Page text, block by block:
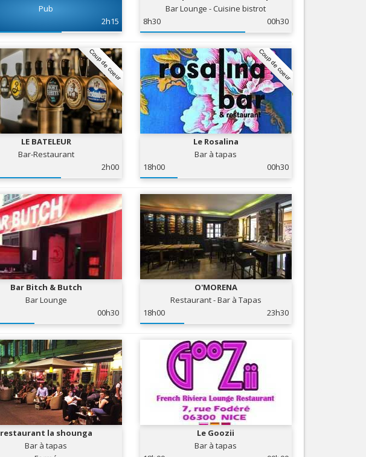
Services
Tourisme, ...
Nice Aéroport
Pub
2h15
Bar Lounge - Cuisine bistrot
8h30
00h30
Coup de coeur
LE BATELEUR
Bar-Restaurant
2h00
Coup de coeur
Le Rosalina
Bar à tapas
18h00
00h30
Bar Bitch & Butch
Bar Lounge
00h30
O'MORENA
Restaurant - Bar à Tapas
18h00
23h30
restaurant la shounga
Bar à tapas
Le Goozii
Bar à tapas